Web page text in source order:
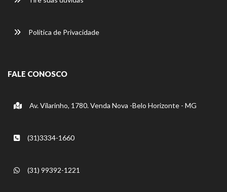
Política de Privacidade
FALE CONOSCO
Av. Vilarinho, 1780. Venda Nova -Belo Horizonte - MG
(31)3334-1660
(31) 99392-1221